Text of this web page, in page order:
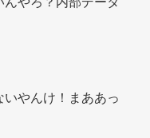
やんけ！まああっ